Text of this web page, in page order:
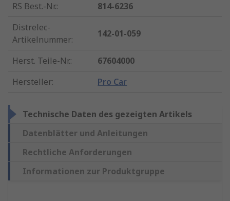
RS Best.-Nr.:
814-6236
Distrelec-
Artikelnummer:
142-01-059
Herst. Teile-Nr.:
67604000
Hersteller: Pro Car
Technische Daten des gezeigten Artikels
Datenblätter und Anleitungen
Rechtliche Anforderungen
Informationen zur Produktgruppe